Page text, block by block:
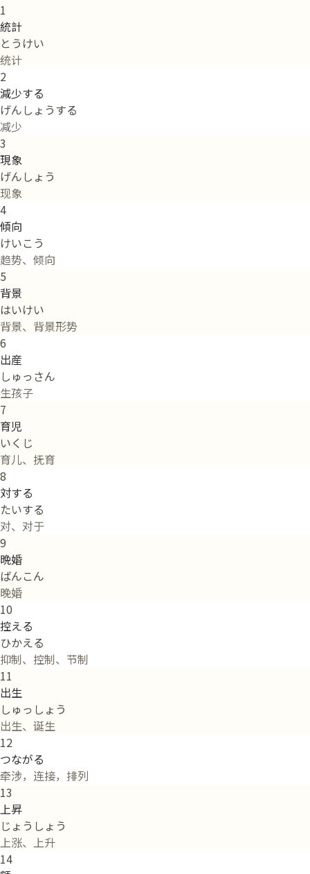
1
統計
とうけい
统计
2
減少する
げんしょうする
减少
3
現象
げんしょう
现象
4
傾向
けいこう
趋势、倾向
5
背景
はいけい
背景、背景形势
6
出産
しゅっさん
生孩子
7
育児
いくじ
育儿、抚育
8
対する
たいする
对、对于
9
晩婚
ばんこん
晚婚
10
控える
ひかえる
抑制、控制、节制
11
出生
しゅっしょう
出生、诞生
12
つながる
牵涉，连接，排列
13
上昇
じょうしょう
上涨、上升
14